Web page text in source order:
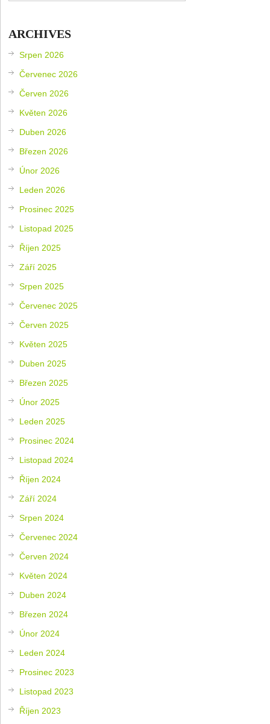
ARCHIVES
Srpen 2026
Červenec 2026
Červen 2026
Květen 2026
Duben 2026
Březen 2026
Únor 2026
Leden 2026
Prosinec 2025
Listopad 2025
Říjen 2025
Září 2025
Srpen 2025
Červenec 2025
Červen 2025
Květen 2025
Duben 2025
Březen 2025
Únor 2025
Leden 2025
Prosinec 2024
Listopad 2024
Říjen 2024
Září 2024
Srpen 2024
Červenec 2024
Červen 2024
Květen 2024
Duben 2024
Březen 2024
Únor 2024
Leden 2024
Prosinec 2023
Listopad 2023
Říjen 2023